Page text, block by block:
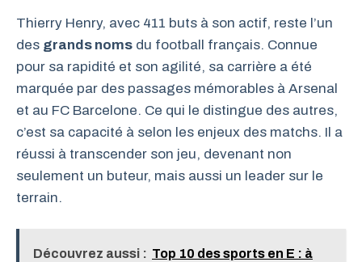
Thierry Henry, avec 411 buts à son actif, reste l’un
des grands noms du football français. Connue
pour sa rapidité et son agilité, sa carrière a été
marquée par des passages mémorables à Arsenal
et au FC Barcelone. Ce qui le distingue des autres,
c’est sa capacité à selon les enjeux des matchs. Il a
réussi à transcender son jeu, devenant non
seulement un buteur, mais aussi un leader sur le
terrain.
Découvrez aussi : Top 10 des sports en E : à